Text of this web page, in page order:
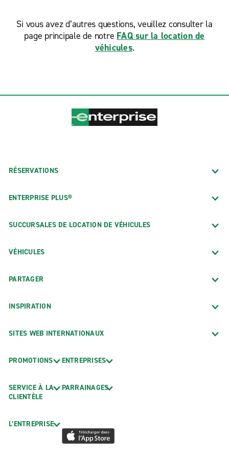
Si vous avez d’autres questions, veuillez consulter la
page principale de notre FAQ sur la location de
véhicules.
RÉSERVATIONS
ENTERPRISE PLUS®
SUCCURSALES DE LOCATION DE VÉHICULES
VÉHICULES
PARTAGER
INSPIRATION
SITES WEB INTERNATIONAUX
PROMOTIONS
SERVICE À LA
CLIENTÈLE
L’ENTREPRISE
ENTREPRISES
PARRAINAGES